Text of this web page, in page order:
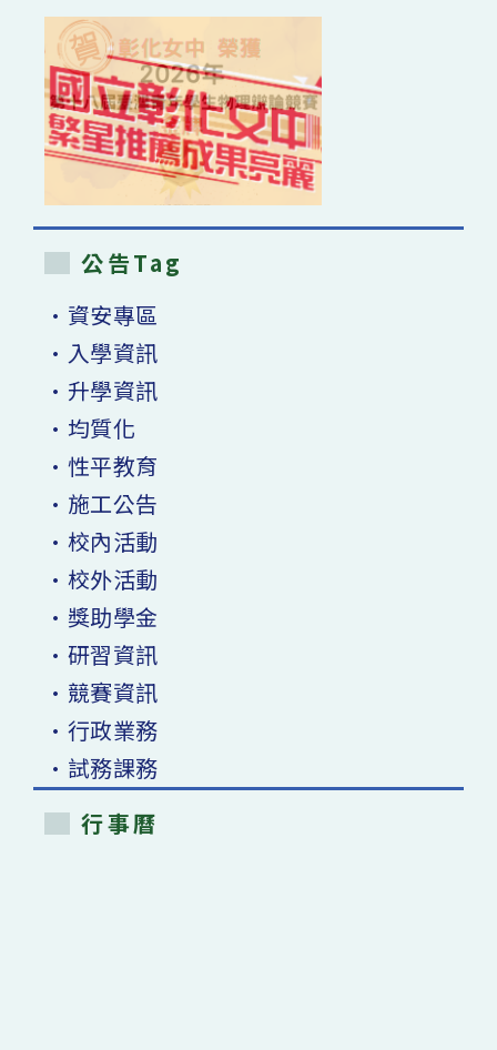
公告Tag
•資安專區
•入學資訊
•升學資訊
•均質化
•性平教育
•施工公告
•校內活動
•校外活動
•獎助學金
•研習資訊
•競賽資訊
•行政業務
•試務課務
行事曆